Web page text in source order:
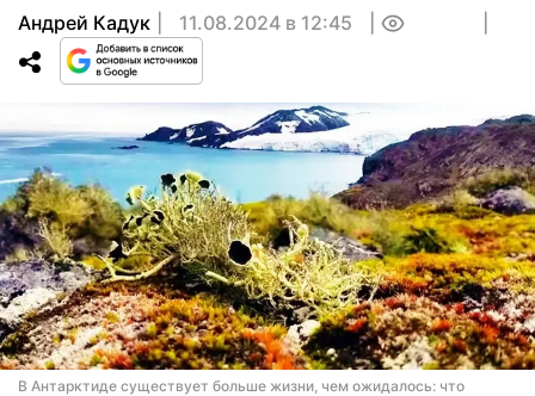
Андрей Кадук 11.08.2024 в 12:45
В Антарктиде существует больше жизни, чем ожидалось: что